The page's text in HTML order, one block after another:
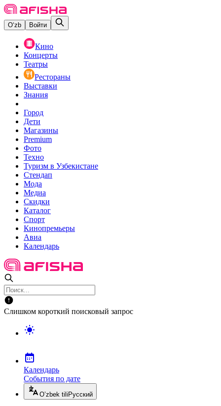
O‘zb Войти
Кино
Концерты
Театры
Рестораны
Выставки
Знания
Город
Дети
Магазины
Premium
Фото
Техно
Туризм в Узбекистане
Стендап
Мода
Медиа
Скидки
Каталог
Спорт
Кинопремьеры
Авиа
Календарь
Слишком короткий поисковый запрос
Календарь
События по дате
O’zbek tili Русский